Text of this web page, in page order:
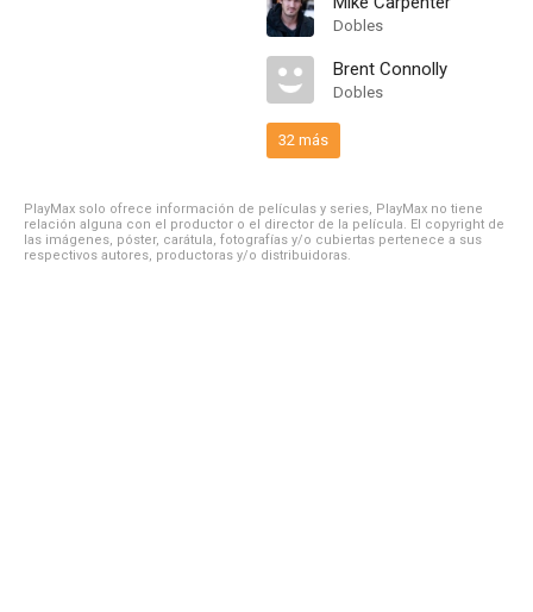
Dobles
Brent Connolly
Dobles
32 más
PlayMax solo ofrece información de películas y series, PlayMax no tiene
relación alguna con el productor o el director de la película. El copyright de
las imágenes, póster, carátula, fotografías y/o cubiertas pertenece a sus
respectivos autores, productoras y/o distribuidoras.